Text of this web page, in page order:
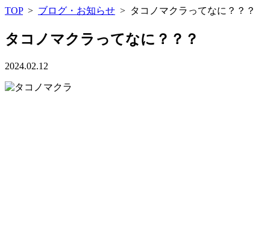
TOP> ブログ・お知らせ > タコノマクラってなに？？？
タコノマクラってなに？？？
2024.02.12